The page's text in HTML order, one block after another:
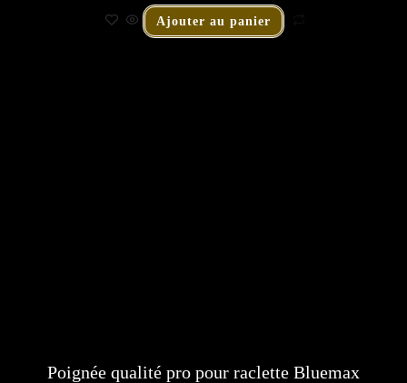
Ajouter au panier
Poignée qualité pro pour raclette Bluemax